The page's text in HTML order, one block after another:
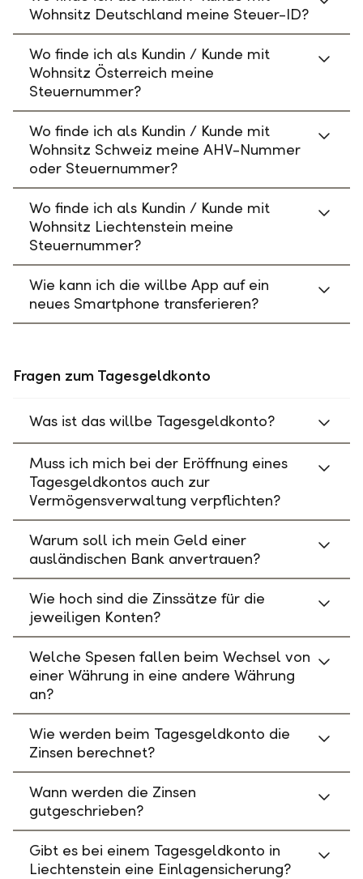
Wohnsitz Deutschland meine Steuer-ID?
Wo finde ich als Kundin / Kunde mit
Wohnsitz Österreich meine
Steuernummer?
Wo finde ich als Kundin / Kunde mit
Wohnsitz Schweiz meine AHV-Nummer
oder Steuernummer?
Wo finde ich als Kundin / Kunde mit
Wohnsitz Liechtenstein meine
Steuernummer?
Wie kann ich die willbe App auf ein
neues Smartphone transferieren?
Fragen zum Tagesgeldkonto
Was ist das willbe Tagesgeldkonto?
Muss ich mich bei der Eröffnung eines
Tagesgeldkontos auch zur
Vermögensverwaltung verpflichten?
Warum soll ich mein Geld einer
ausländischen Bank anvertrauen?
Wie hoch sind die Zinssätze für die
jeweiligen Konten?
Welche Spesen fallen beim Wechsel von
einer Währung in eine andere Währung
an?
Wie werden beim Tagesgeldkonto die
Zinsen berechnet?
Wann werden die Zinsen
gutgeschrieben?
Gibt es bei einem Tagesgeldkonto in
Liechtenstein eine Einlagensicherung?